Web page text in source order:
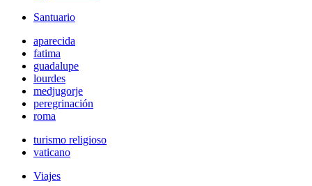
Santuario
aparecida
fatima
guadalupe
lourdes
medjugorje
peregrinación
roma
turismo religioso
vaticano
Viajes